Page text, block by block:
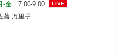
-金 7:00-9:00 LIVE
藤 万里子